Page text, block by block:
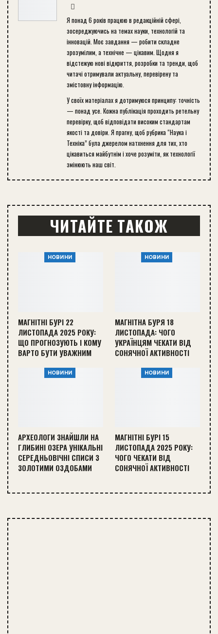
Я понад 6 років працюю в редакційній сфері,
зосереджуючись на темах науки, технологій та
інновацій. Моє завдання — робити складне
зрозумілим, а технічне — цікавим. Щодня я
відстежую нові відкриття, розробки та тренди, щоб
читачі отримували актуальну, перевірену та
змістовну інформацію.
У своїх матеріалах я дотримуюся принципу: точність
— понад усе. Кожна публікація проходить ретельну
перевірку, щоб відповідати високим стандартам
якості та довіри. Я прагну, щоб рубрика “Наука і
Техніка” була джерелом натхнення для тих, хто
цікавиться майбутнім і хоче розуміти, як технології
змінюють наш світ.
ЧИТАЙТЕ ТАКОЖ
НОВИНИ
МАГНІТНІ БУРІ 22
ЛИСТОПАДА 2025 РОКУ:
ЩО ПРОГНОЗУЮТЬ І КОМУ
ВАРТО БУТИ УВАЖНИМ
НОВИНИ
МАГНІТНА БУРЯ 18
ЛИСТОПАДА: ЧОГО
УКРАЇНЦЯМ ЧЕКАТИ ВІД
СОНЯЧНОЇ АКТИВНОСТІ
НОВИНИ
АРХЕОЛОГИ ЗНАЙШЛИ НА
ГЛИБИНІ ОЗЕРА УНІКАЛЬНІ
СЕРЕДНЬОВІЧНІ СПИСИ З
ЗОЛОТИМИ ОЗДОБАМИ
НОВИНИ
МАГНІТНІ БУРІ 15
ЛИСТОПАДА 2025 РОКУ:
ЧОГО ЧЕКАТИ ВІД
СОНЯЧНОЇ АКТИВНОСТІ